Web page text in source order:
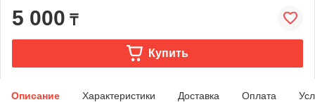
5 000 ₸
Купить
Описание Характеристики Доставка Оплата